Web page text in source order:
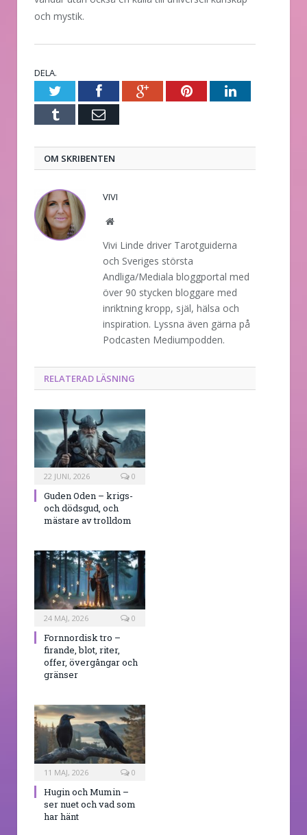
och mystik.
DELA.
TwitterFacebookGoogle+PinterestLinkedIn
Tumblr E-
OM SKRIBENTEN
VIVI
Website
Vivi Linde driver Tarotguiderna
och Sveriges största
Andliga/Mediala bloggportal med
över 90 stycken bloggare med
inriktning kropp, själ, hälsa och
inspiration. Lyssna även gärna på
Podcasten Mediumpodden.
RELATERAD LÄSNING
22 JUNI, 2026 0
Guden Oden – krigs-
och dödsgud, och
mästare av trolldom
24 MAJ, 2026 0
Fornnordisk tro –
firande, blot, riter,
offer, övergångar och
gränser
11 MAJ, 2026 0
Hugin och Mumin –
ser nuet och vad som
har hänt